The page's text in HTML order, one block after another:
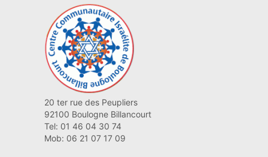
20 ter rue des Peupliers
92100 Boulogne Billancourt
Tel: 01 46 04 30 74
Mob: 06 21 07 17 09